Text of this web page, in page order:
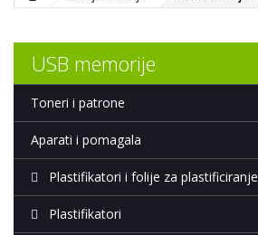
USB memorije
Toneri i patrone
Aparati i pomagala
Plastifikatori i folije za plastificiranje
Plastifikatori